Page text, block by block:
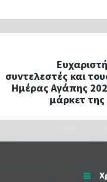
συντελεστές και
Ημέρας Αγάπης
μάρκετ της